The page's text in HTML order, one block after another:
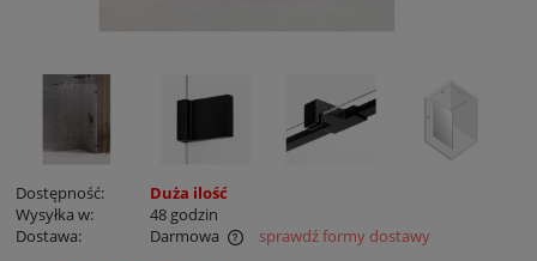
Dostępność:
Duża ilość
Wysyłka w:
48 godzin
Dostawa:
Darmowa
sprawdź formy dostawy